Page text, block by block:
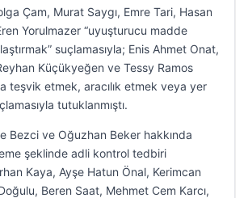
Çam, Murat Saygı, Emre Tari, Hasan
Yorulmazer “uyuşturucu madde
suçlamasıyla; Enis Ahmet Onat,
Küçükyeğen ve Tessy Ramos
teşvik etmek, aracılık etmek veya yer
tutuklanmıştı.
Bezci ve Oğuzhan Beker hakkında
şeklinde adli kontrol tedbiri
Kaya, Ayşe Hatun Önal, Kerimcan
Beren Saat, Mehmet Cem Karcı,